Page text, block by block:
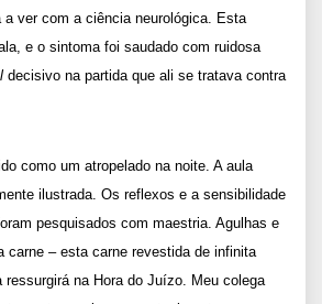
a ver com a ciência neurológica. Esta
e o sintoma foi saudado com ruidosa
decisivo na partida que ali se tratava contra
como um atropelado na noite. A aula
ilustrada. Os reflexos e a sensibilidade
pesquisados com maestria. Agulhas e
carne – esta carne revestida de infinita
ressurgirá na Hora do Juízo. Meu colega